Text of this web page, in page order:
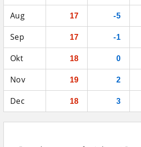
Aug 17 -5
Sep 17 -1
Okt 18 0
Nov 19 2
Dec 18 3